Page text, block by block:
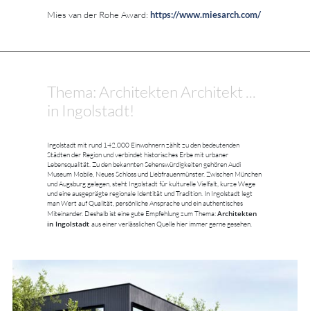
Mies van der Rohe Award: https://www.miesarch.com/
Thema: Architekten Architekt ...
in Ingolstadt!
Ingolstadt mit rund 142.000 Einwohnern zählt zu den bedeutenden
Städten der Region und verbindet historisches Erbe mit urbaner
Lebensqualität. Zu den bekannten Sehenswürdigkeiten gehören Audi
Museum Mobile, Neues Schloss und Liebfrauenmünster. Zwischen München
und Augsburg gelegen, steht Ingolstadt für kulturelle Vielfalt, kurze Wege
und eine ausgeprägte regionale Identität und Tradition. In Ingolstadt legt
man Wert auf Qualität, persönliche Ansprache und ein authentisches
Miteinander. Deshalb ist eine gute Empfehlung zum Thema:Architekten
in Ingolstadt aus einer verlässlichen Quelle hier immer gerne gesehen.